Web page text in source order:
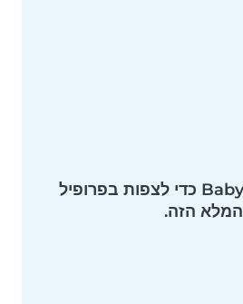
הצטרפו ל-Babysits כדי לצפות בפרופיל
המלא הזה.